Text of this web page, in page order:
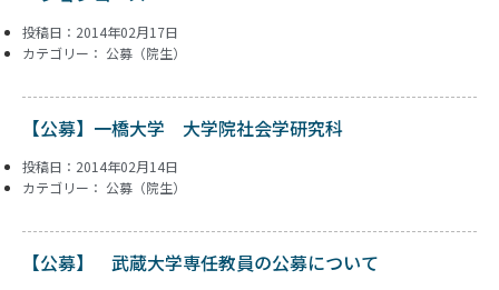
投稿日：2014年02月17日
カテゴリー： 公募（院生）
【公募】一橋大学 大学院社会学研究科
投稿日：2014年02月14日
カテゴリー： 公募（院生）
【公募】 武蔵大学専任教員の公募について